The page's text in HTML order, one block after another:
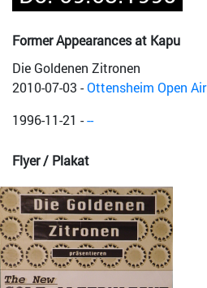
Former Appearances at Kapu
Die Goldenen Zitronen
2010-07-03 -Ottensheim Open Air
1996-11-21 ---
Flyer / Plakat
Bild